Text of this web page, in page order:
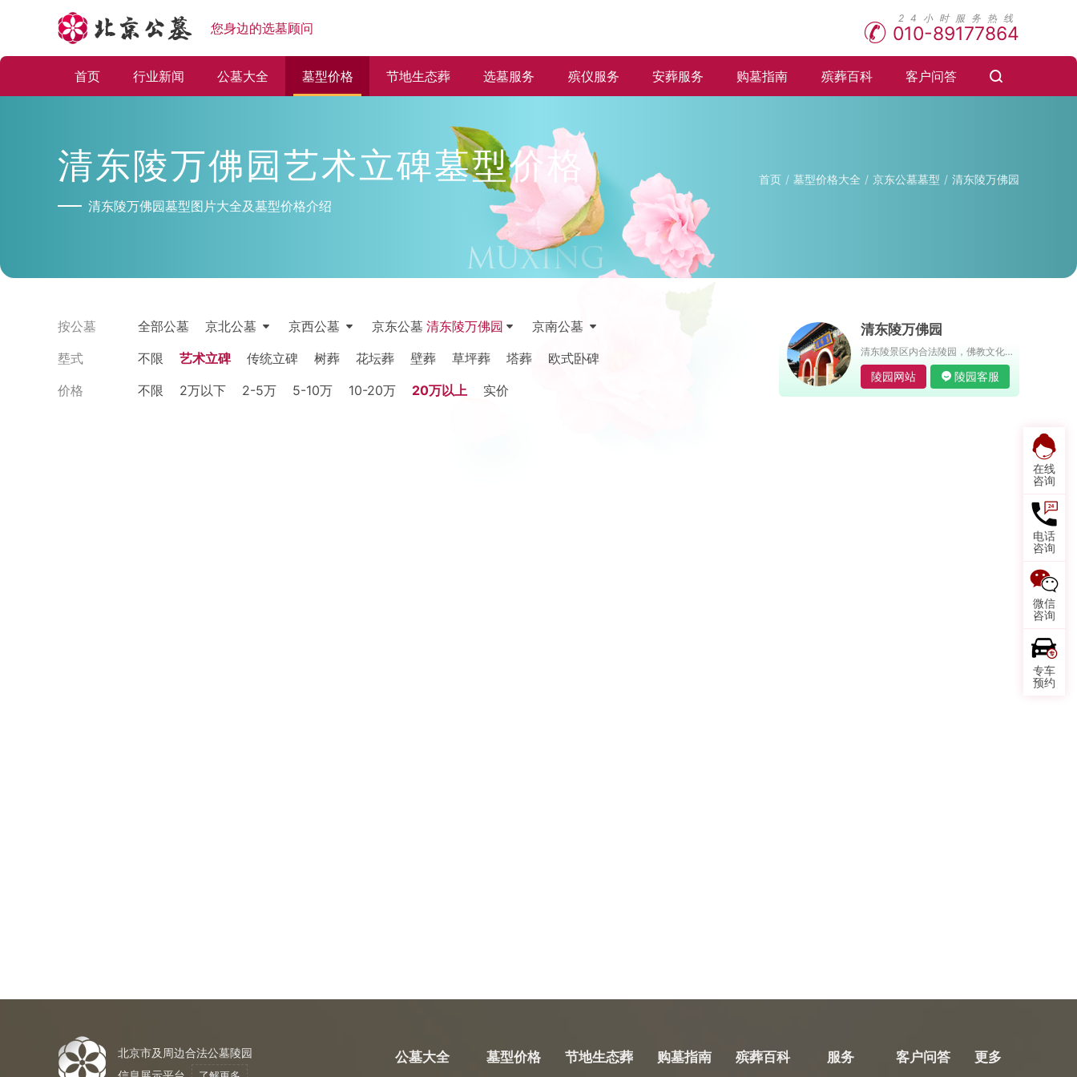
您身边的选墓顾问 010-89177864
首页 行业新闻 公墓大全 墓型价格 节地生态葬 选墓服务 殡仪服务 安葬服务 购墓指南 殡葬百科 客户问答
在线
咨询
电话
咨询
微信
咨询
专车
预约
清东陵万佛园艺术立碑墓型价格
清东陵万佛园墓型图片大全及墓型价格介绍
首页 墓型价格大全 京东公墓墓型 清东陵万佛园
按公墓 全部公墓 京北公墓 京西公墓 京东公墓 清东陵万佛园
京南公墓
塟式
不限 艺术立碑 传统立碑 树葬 花坛葬 壁葬 草坪葬 塔葬
欧式卧碑
价格
不限 2万以下 2-5万 5-10万 10-20万 20万以上 实价
清东陵万佛园
清东陵景区内合法陵园，佛教文化和孝道文化与现代园林艺术有机融合，佛教精品旅游圣地
陵园网站 陵园客服
北京市及周边合法公墓陵园
公墓大全 墓型价格 节地生态葬 购墓指南 殡葬百科 服务 客户问答 更多